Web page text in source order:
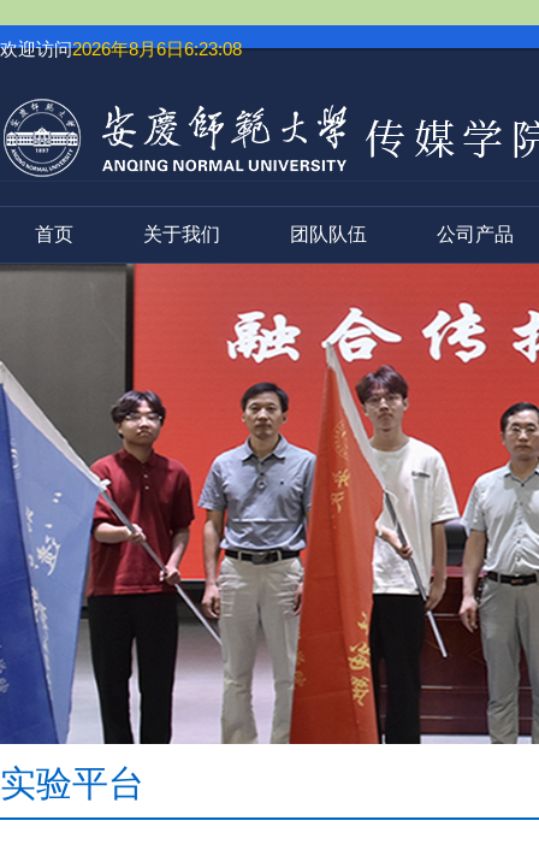
欢迎访问2026年8月6日6:23:08
首页 关于我们 团队队伍 公司产品
实验平台